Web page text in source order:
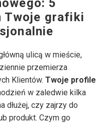
5
Twoje grafiki
ulicą w mieście,
przemierza
Klientów. Twoje profile
w zaledwie kilka
dłużej, czy zajrzy do
produkt. Czym go